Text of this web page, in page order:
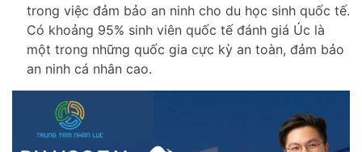
trong việc đảm bảo an ninh cho du học sinh quốc tế.
Có khoảng 95% sinh viên quốc tế đánh giá Úc là
một trong những quốc gia cực kỳ an toàn, đảm bảo
an ninh cá nhân cao.